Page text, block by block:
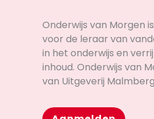
Onderwijs van Morgen
voor de leraar van
in het onderwijs en
inhoud. Onderwijs van
van Uitgeverij